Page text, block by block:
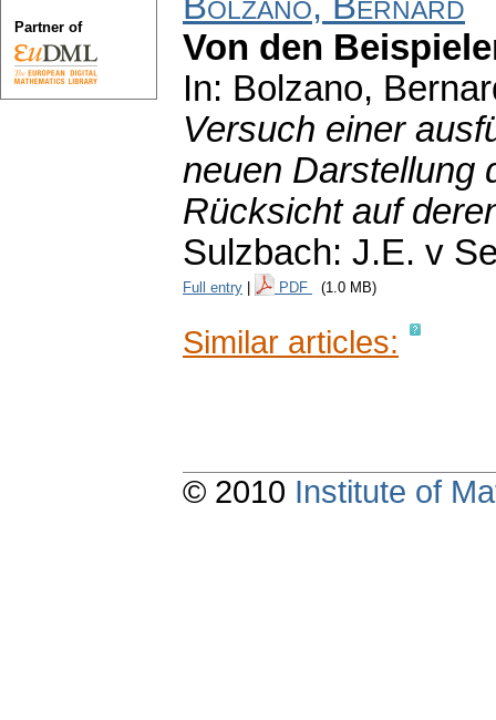
Von den
In: Bolzano,
Versuch einer
neuen Darstellung
Rücksicht auf
Sulzbach: J.E. v
Full entry PDF (1.0 MB)
Similar articles:
Partner of
© 2010 Institute of